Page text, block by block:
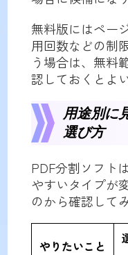
無料版にはペー
用回数などの制
う場合は、無料
認しておくとよ
用途別に
選び方
PDF分割ソフト
やすいタイプが
のから確認して
やりたいこと